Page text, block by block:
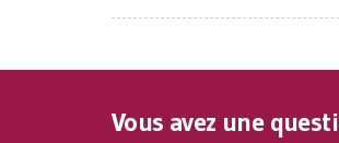
Vous avez une